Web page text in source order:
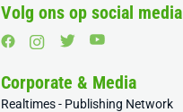
Volg ons op social media
Corporate & Media
Realtimes - Publishing Network